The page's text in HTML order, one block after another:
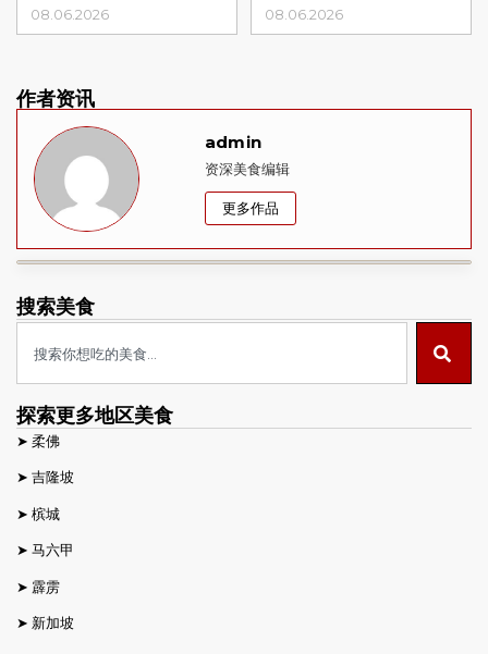
08.06.2026 08.06.2026
作者资讯
admin
资深美食编辑
更多作品
搜索美食
探索更多地区美食
➤ 柔佛
➤ 吉隆坡
➤ 槟城
➤ 马六甲
➤ 霹雳
➤ 新加坡